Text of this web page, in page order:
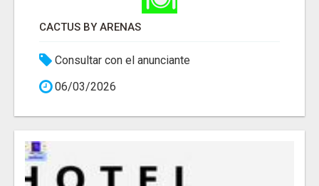
CACTUS BY ARENAS
Consultar con el anunciante
06/03/2026